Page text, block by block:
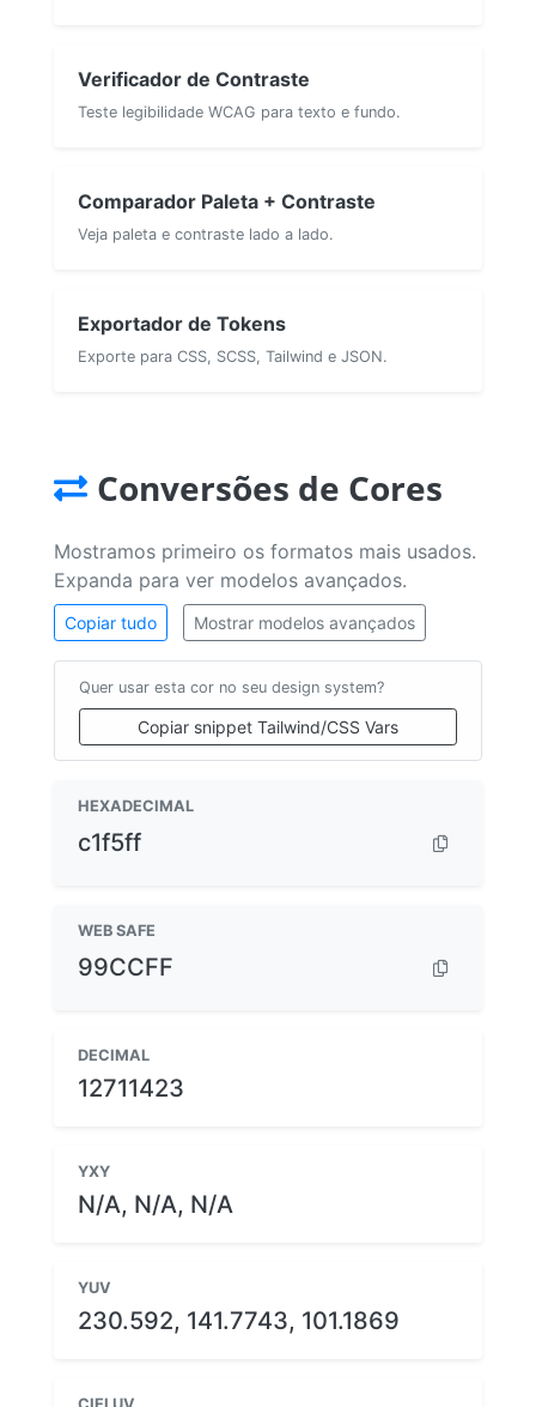
Verificador de Contraste
Teste legibilidade WCAG para texto e fundo.
Comparador Paleta + Contraste
Veja paleta e contraste lado a lado.
Exportador de Tokens
Exporte para CSS, SCSS, Tailwind e JSON.
Conversões de Cores
Mostramos primeiro os formatos mais usados.
Expanda para ver modelos avançados.
Copiar tudo Mostrar modelos avançados
Quer usar esta cor no seu design system?
Copiar snippet Tailwind/CSS Vars
HEXADECIMAL
c1f5ff
WEB SAFE
99CCFF
DECIMAL
12711423
YXY
N/A, N/A, N/A
YUV
230.592, 141.7743, 101.1869
CIELUV